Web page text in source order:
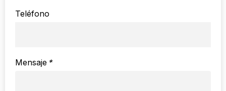
Teléfono
*
Mensaje